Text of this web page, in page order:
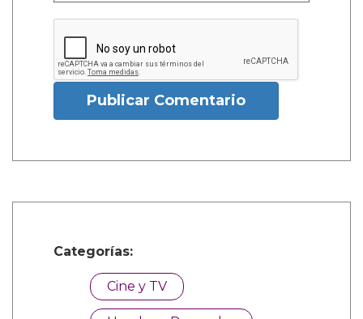
Publicar Comentario
Categorías:
Cine y TV